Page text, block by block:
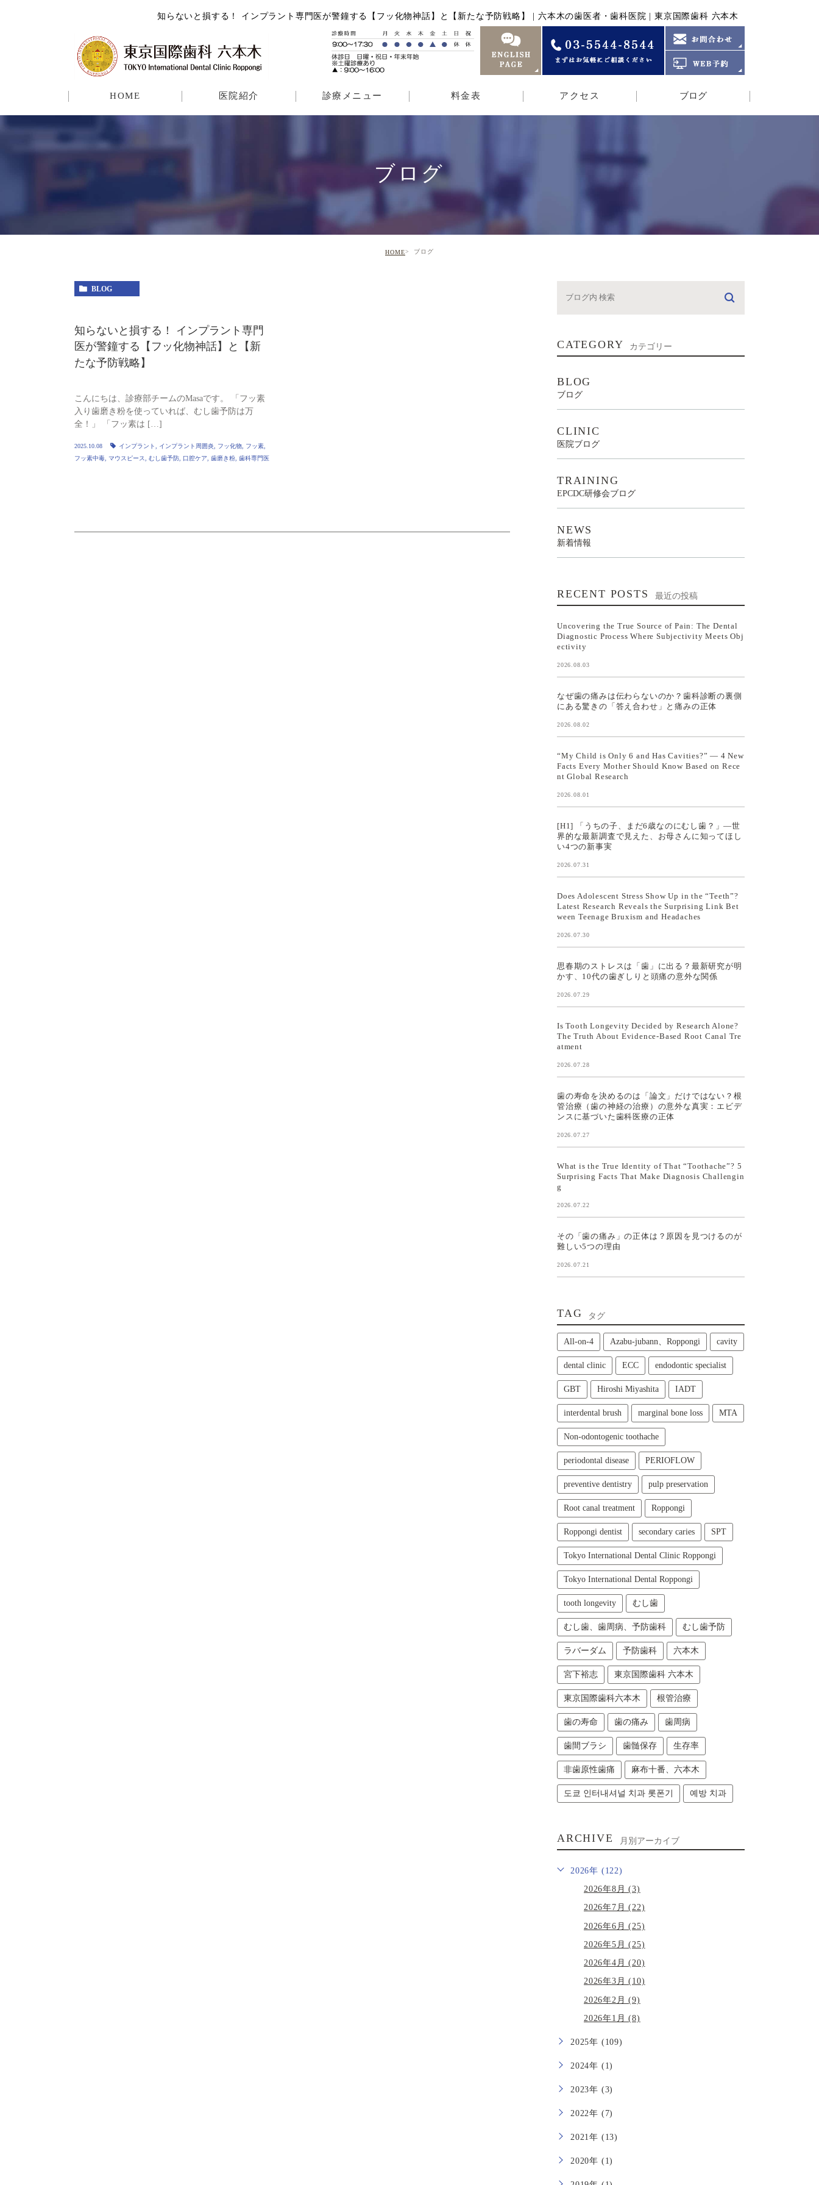
知らないと損する！ インプラント専門医が警鐘する【フッ化物神話】と【新たな予防戦略】 | 六本木の歯医者・歯科医院 | 東京国際歯科 六本木
HOME 医院紹介 診療メニュー 料金表 アクセス ブログ
ブログ
HOME ブログ
BLOG
知らないと損する！ インプラント専門
医が警鐘する【フッ化物神話】と【新
たな予防戦略】
こんにちは、診療部チームのMasaです。 「フッ素
入り歯磨き粉を使っていれば、むし歯予防は万
全！」 「フッ素は […]
2025.10.08 インプラント インプラント周囲炎 フッ化物 フッ素
フッ素中毒 マウスピース むし歯予防 口腔ケア 歯磨き粉 歯科専門医
CATEGORY カテゴリー
BLOG
ブログ
CLINIC
医院ブログ
TRAINING
EPCDC研修会ブログ
NEWS
新着情報
RECENT POSTS 最近の投稿
Uncovering the True Source of Pain: The Dental
Diagnostic Process Where Subjectivity Meets Obj
ectivity
2026.08.03
なぜ歯の痛みは伝わらないのか？歯科診断の裏側
にある驚きの「答え合わせ」と痛みの正体
2026.08.02
“My Child is Only 6 and Has Cavities?” — 4 New
Facts Every Mother Should Know Based on Rece
nt Global Research
2026.08.01
[H1] 「うちの子、まだ6歳なのにむし歯？」—世
界的な最新調査で見えた、お母さんに知ってほし
い4つの新事実
2026.07.31
Does Adolescent Stress Show Up in the “Teeth”?
Latest Research Reveals the Surprising Link Bet
ween Teenage Bruxism and Headaches
2026.07.30
思春期のストレスは「歯」に出る？最新研究が明
かす、10代の歯ぎしりと頭痛の意外な関係
2026.07.29
Is Tooth Longevity Decided by Research Alone?
The Truth About Evidence-Based Root Canal Tre
atment
2026.07.28
歯の寿命を決めるのは「論文」だけではない？根
管治療（歯の神経の治療）の意外な真実：エビデ
ンスに基づいた歯科医療の正体
2026.07.27
What is the True Identity of That “Toothache”? 5
Surprising Facts That Make Diagnosis Challengin
g
2026.07.22
その「歯の痛み」の正体は？原因を見つけるのが
難しい5つの理由
2026.07.21
TAG タグ
All‑on‑4 Azabu-jubann、Roppongi cavity
dental clinic ECC endodontic specialist
GBT Hiroshi Miyashita IADT
interdental brush marginal bone loss MTA
Non-odontogenic toothache
periodontal disease PERIOFLOW
preventive dentistry pulp preservation
Root canal treatment Roppongi
Roppongi dentist secondary caries SPT
Tokyo International Dental Clinic Roppongi
Tokyo International Dental Roppongi
tooth longevity むし歯
むし歯、歯周病、予防歯科 むし歯予防
ラバーダム 予防歯科 六本木
宮下裕志 東京国際歯科 六本木
東京国際歯科六本木 根管治療
歯の寿命 歯の痛み 歯周病
歯間ブラシ 歯髄保存 生存率
非歯原性歯痛 麻布十番、六本木
도쿄 인터내셔널 치과 롯폰기 예방 치과
ARCHIVE 月別アーカイブ
2026年 (122)
2026年8月 (3)
2026年7月 (22)
2026年6月 (25)
2026年5月 (25)
2026年4月 (20)
2026年3月 (10)
2026年2月 (9)
2026年1月 (8)
2025年 (109)
2024年 (1)
2023年 (3)
2022年 (7)
2021年 (13)
2020年 (1)